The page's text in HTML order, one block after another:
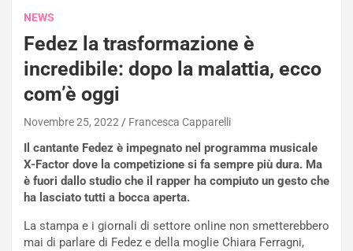
NEWS
Fedez la trasformazione è
incredibile: dopo la malattia, ecco
com’è oggi
Novembre 25, 2022 Francesca Capparelli
Il cantante Fedez è impegnato nel programma musicale
X-Factor dove la competizione si fa sempre più dura. Ma
è fuori dallo studio che il rapper ha compiuto un gesto che
ha lasciato tutti a bocca aperta.
La stampa e i giornali di settore online non smetterebbero
mai di parlare di Fedez e della moglie Chiara Ferragni,